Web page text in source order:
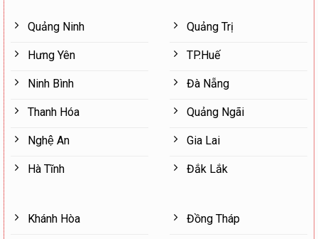
Quảng Ninh
Hưng Yên
Ninh Bình
Thanh Hóa
Nghệ An
Hà Tĩnh
Quảng Trị
TP.Huế
Đà Nẵng
Quảng Ngãi
Gia Lai
Đắk Lắk
Khánh Hòa Đồng Tháp